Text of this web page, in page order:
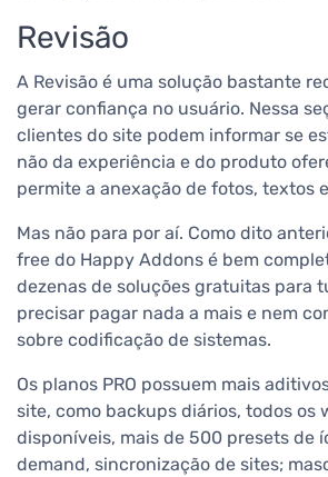
Revisão
A Revisão é uma solução bastante
gerar confiança no usuário. Nessa
clientes do site podem informar se
não da experiência e do produto
permite a anexação de fotos, textos
Mas não para por aí. Como dito
free do Happy Addons é bem
dezenas de soluções gratuitas para
precisar pagar nada a mais e nem
sobre codificação de sistemas.
Os planos PRO possuem mais
site, como backups diários, todos os
disponíveis, mais de 500 presets de
demand, sincronização de sites;